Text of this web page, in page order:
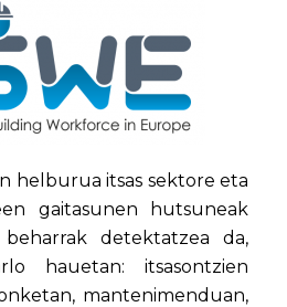
helburua itsas sektore eta
gaitasunen hutsuneak
detektatzea da,
hauetan: itsasontzien
mantenimenduan,